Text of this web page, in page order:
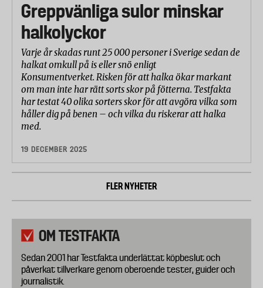
Greppvänliga sulor minskar
halkolyckor
Varje år skadas runt 25 000 personer i Sverige sedan de
halkat omkull på is eller snö enligt
Konsumentverket. Risken för att halka ökar markant
om man inte har rätt sorts skor på fötterna. Testfakta
har testat 40 olika sorters skor för att avgöra vilka som
håller dig på benen – och vilka du riskerar att halka
med.
19 DECEMBER 2025
FLER NYHETER
OM TESTFAKTA
Sedan 2001 har Testfakta underlättat köpbeslut och
påverkat tillverkare genom oberoende tester, guider och
journalistik.